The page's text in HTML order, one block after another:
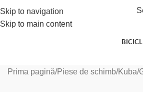
Skip to navigation
Skip to main content
Prima pagină Piese de schimb Kuba